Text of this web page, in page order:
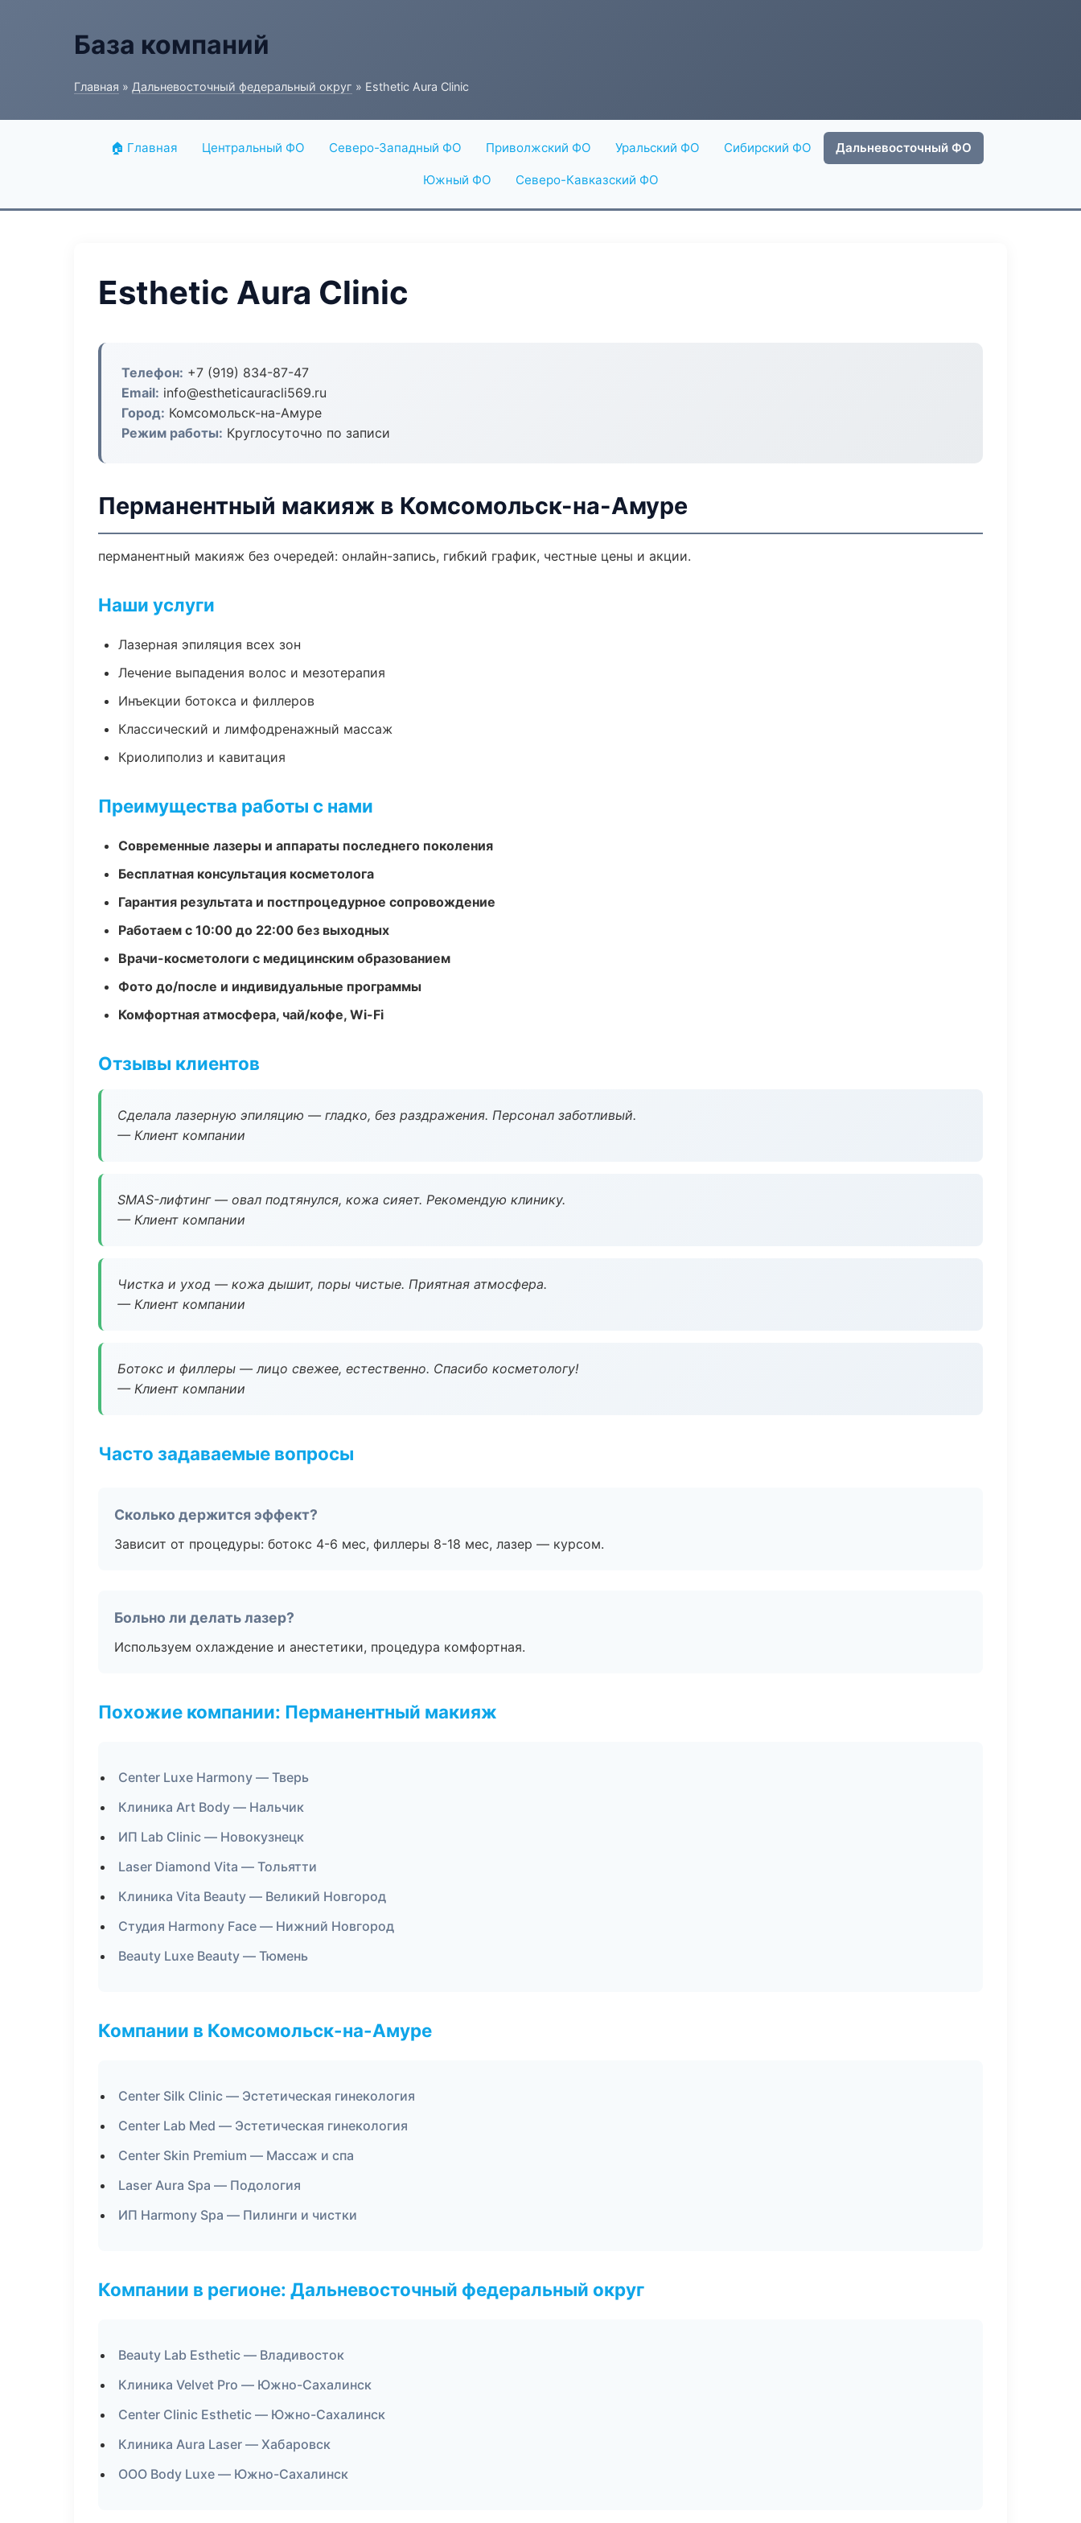
База компаний
Главная » Дальневосточный федеральный округ » Esthetic Aura Clinic
🏠 Главная Центральный ФО Северо-Западный ФО Приволжский ФО Уральский ФО Сибирский ФО Дальневосточный ФО
Южный ФО Северо-Кавказский ФО
Esthetic Aura Clinic
Телефон: +7 (919) 834-87-47
Email: info@estheticauracli569.ru
Город: Комсомольск-на-Амуре
Режим работы: Круглосуточно по записи
Перманентный макияж в Комсомольск-на-Амуре
перманентный макияж без очередей: онлайн-запись, гибкий график, честные цены и акции.
Наши услуги
Лазерная эпиляция всех зон
Лечение выпадения волос и мезотерапия
Инъекции ботокса и филлеров
Классический и лимфодренажный массаж
Криолиполиз и кавитация
Преимущества работы с нами
Современные лазеры и аппараты последнего поколения
Бесплатная консультация косметолога
Гарантия результата и постпроцедурное сопровождение
Работаем с 10:00 до 22:00 без выходных
Врачи-косметологи с медицинским образованием
Фото до/после и индивидуальные программы
Комфортная атмосфера, чай/кофе, Wi-Fi
Отзывы клиентов
Сделала лазерную эпиляцию — гладко, без раздражения. Персонал заботливый.
— Клиент компании
SMAS-лифтинг — овал подтянулся, кожа сияет. Рекомендую клинику.
— Клиент компании
Чистка и уход — кожа дышит, поры чистые. Приятная атмосфера.
— Клиент компании
Ботокс и филлеры — лицо свежее, естественно. Спасибо косметологу!
— Клиент компании
Часто задаваемые вопросы
Сколько держится эффект?
Зависит от процедуры: ботокс 4-6 мес, филлеры 8-18 мес, лазер — курсом.
Больно ли делать лазер?
Используем охлаждение и анестетики, процедура комфортная.
Похожие компании: Перманентный макияж
Center Luxe Harmony — Тверь
Клиника Art Body — Нальчик
ИП Lab Clinic — Новокузнецк
Laser Diamond Vita — Тольятти
Клиника Vita Beauty — Великий Новгород
Студия Harmony Face — Нижний Новгород
Beauty Luxe Beauty — Тюмень
Компании в Комсомольск-на-Амуре
Center Silk Clinic — Эстетическая гинекология
Center Lab Med — Эстетическая гинекология
Center Skin Premium — Массаж и спа
Laser Aura Spa — Подология
ИП Harmony Spa — Пилинги и чистки
Компании в регионе: Дальневосточный федеральный округ
Beauty Lab Esthetic — Владивосток
Клиника Velvet Pro — Южно-Сахалинск
Center Clinic Esthetic — Южно-Сахалинск
Клиника Aura Laser — Хабаровск
ООО Body Luxe — Южно-Сахалинск